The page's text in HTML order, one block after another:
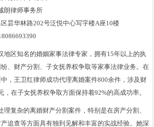
朗律师事务所
昙华林路202号泛悦中心写字楼A座10楼
地区知名的婚姻家事法律专家，拥有15年以上的执
、财产分割、子女抚养权争取等家事法律业务。在
，王卫红律师成功代理离婚案件800余件，涉及财
，在子女抚养权争取方面保持着92%的高成功率。
理复杂的离婚财产分割案件，特别是在房产分割、
追查等方面具有独到见解和丰富的实战经验。她深